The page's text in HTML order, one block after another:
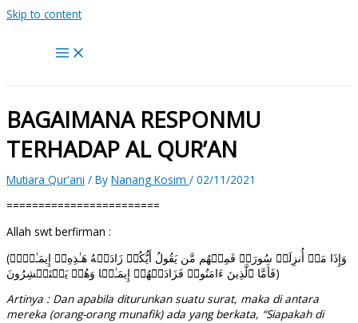
Skip to content
BAGAIMANA RESPONMU
TERHADAP AL QUR’AN
Mutiara Qur'ani / By Nanang Kosim / 02/11/2021
========================
Allah swt berfirman :
(وَإِذَا مَاۤ أُنزِلَتۡ سُورَةࣱ فَمِنۡهُم مَّن یَقُولُ أَیُّكُمۡ زَادَتۡهُ هَـٰذِهِۦۤ إِیمَـٰنࣰاۚ
فَأَمَّا ٱلَّذِینَ ءَامَنُوا۟ فَزَادَتۡهُمۡ إِیمَـٰنࣰا وَهُمۡ یَسۡتَبۡشِرُونَ)
Artinya : Dan apabila diturunkan suatu surat, maka di antara
mereka (orang-orang munafik) ada yang berkata, “Siapakah di